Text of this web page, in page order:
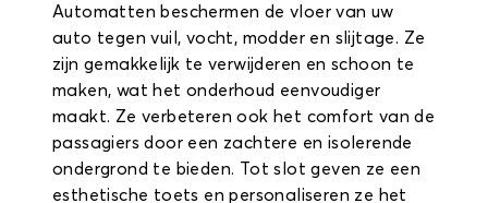
Automatten beschermen de vloer van uw
auto tegen vuil, vocht, modder en slijtage. Ze
zijn gemakkelijk te verwijderen en schoon te
maken, wat het onderhoud eenvoudiger
maakt. Ze verbeteren ook het comfort van de
passagiers door een zachtere en isolerende
ondergrond te bieden. Tot slot geven ze een
esthetische toets en personaliseren ze het